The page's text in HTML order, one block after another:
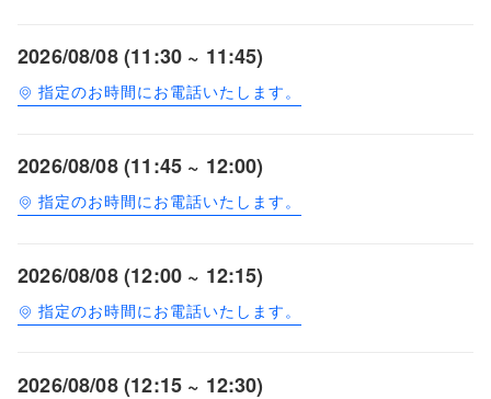
2026/08/08 (11:30 ~ 11:45)
指定のお時間にお電話いたします。
2026/08/08 (11:45 ~ 12:00)
指定のお時間にお電話いたします。
2026/08/08 (12:00 ~ 12:15)
指定のお時間にお電話いたします。
2026/08/08 (12:15 ~ 12:30)